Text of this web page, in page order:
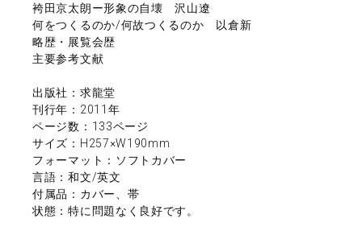
袴田京太朗ー形象の自壊 沢山遼
何をつくるのか/何故つくるのか 以倉新
略歴・展覧会歴
主要参考文献
出版社：求龍堂
刊行年：2011年
ページ数：133ページ
サイズ：H257×W190mm
フォーマット：ソフトカバー
言語：和文/英文
付属品：カバー、帯
状態：特に問題なく良好です。